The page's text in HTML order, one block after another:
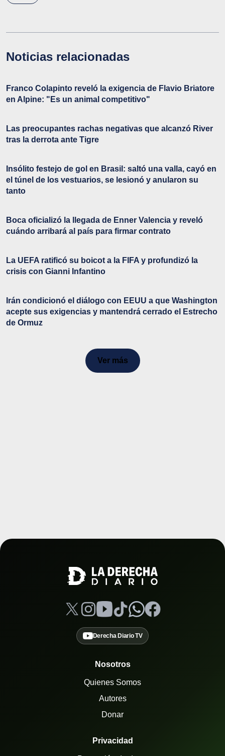
Noticias relacionadas
Franco Colapinto reveló la exigencia de Flavio Briatore
en Alpine: "Es un animal competitivo"
Las preocupantes rachas negativas que alcanzó River
tras la derrota ante Tigre
Insólito festejo de gol en Brasil: saltó una valla, cayó en
el túnel de los vestuarios, se lesionó y anularon su
tanto
Boca oficializó la llegada de Enner Valencia y reveló
cuándo arribará al país para firmar contrato
La UEFA ratificó su boicot a la FIFA y profundizó la
crisis con Gianni Infantino
Irán condicionó el diálogo con EEUU a que Washington
acepte sus exigencias y mantendrá cerrado el Estrecho
de Ormuz
Ver más
Derecha Diario TV
Nosotros
Quienes Somos
Autores
Donar
Privacidad